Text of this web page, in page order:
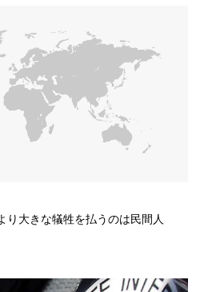
り大きな犠牲を払うのは民間人